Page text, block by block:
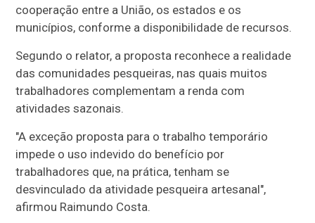
cooperação entre a União, os estados e os
municípios, conforme a disponibilidade de recursos.
Segundo o relator, a proposta reconhece a realidade
das comunidades pesqueiras, nas quais muitos
trabalhadores complementam a renda com
atividades sazonais.
"A exceção proposta para o trabalho temporário
impede o uso indevido do benefício por
trabalhadores que, na prática, tenham se
desvinculado da atividade pesqueira artesanal",
afirmou Raimundo Costa.